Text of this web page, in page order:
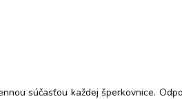
súčasťou každej šperkovnice.